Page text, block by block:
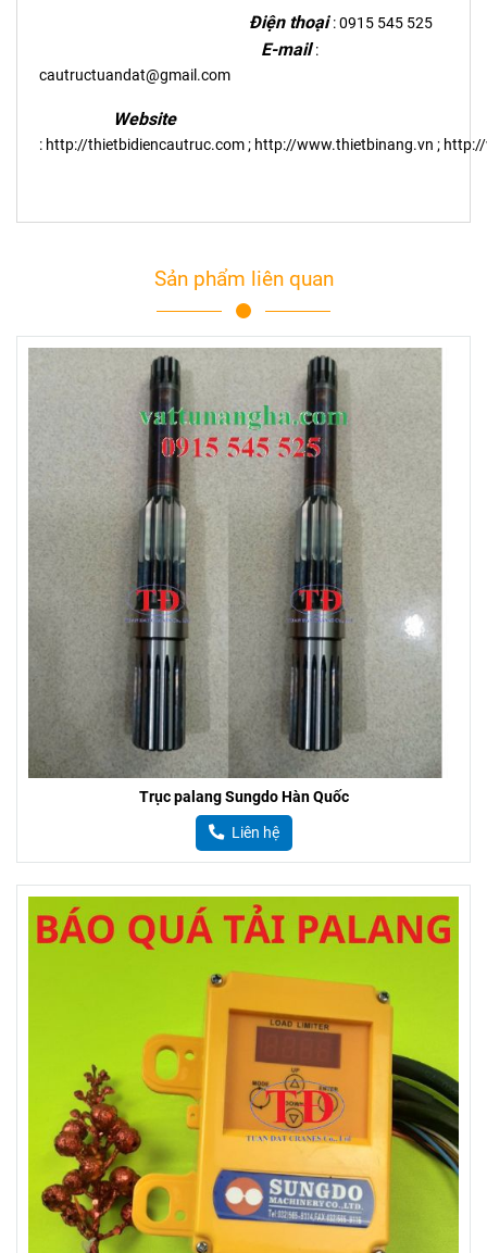
Điện thoại : 0915 545 525
E-mail:
cautructuandat@gmail.com
Website
: http://thietbidiencautruc.com; http://www.thietbinang.vn ;
Sản phẩm liên quan
Trục palang Sungdo Hàn Quốc
Liên hệ